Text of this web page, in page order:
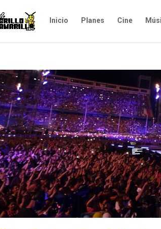
Inicio Planes Cine